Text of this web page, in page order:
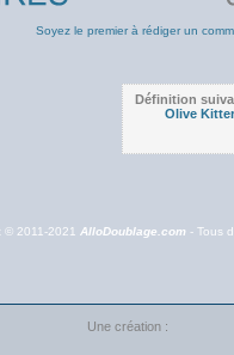
Soyez le premier à rédiger un
Définition
Olive
© 2011-2021 AlloDoublage.com - Tous
Une création :